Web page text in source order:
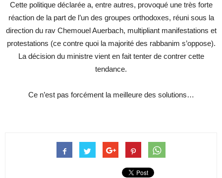
Cette politique déclarée a, entre autres, provoqué une très forte
réaction de la part de l’un des groupes orthodoxes, réuni sous la
direction du rav Chemouel Auerbach, multipliant manifestations et
protestations (ce contre quoi la majorité des rabbanim s’oppose).
La décision du ministre vient en fait tenter de contrer cette
tendance.
Ce n’est pas forcément la meilleure des solutions…